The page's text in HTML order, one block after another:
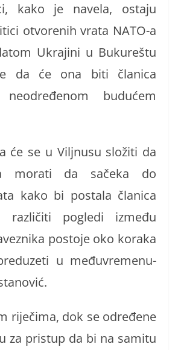
kako je navela, ostaju
otvorenih vrata NATO-a
Ukrajini u Bukureštu
da će ona biti članica
budućem
će se u Viljnusu složiti da
morati da sačeka do
kako bi postala članica
različiti pogledi između
postoje oko koraka
u međuvremenu-
riječima, dok se određene
za pristup da bi na samitu